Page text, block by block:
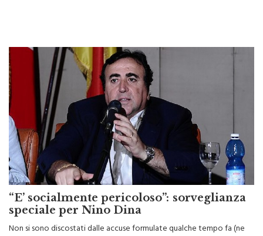
“E’ socialmente pericoloso”: sorveglianza
speciale per Nino Dina